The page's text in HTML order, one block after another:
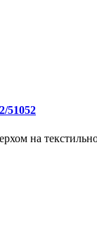
51052
на